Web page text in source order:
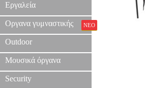
Εργαλεία
Οργανα γυμναστικής ΝΕΟ
Outdoor
Μουσικά όργανα
Security